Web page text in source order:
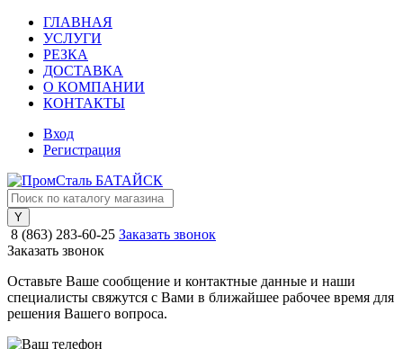
ГЛАВНАЯ
УСЛУГИ
РЕЗКА
ДОСТАВКА
О КОМПАНИИ
КОНТАКТЫ
Вход
Регистрация
8 (863) 283-60-25 Заказать звонок
Заказать звонок
Оставьте Ваше сообщение и контактные данные и наши
специалисты свяжутся с Вами в ближайшее рабочее время для
решения Вашего вопроса.